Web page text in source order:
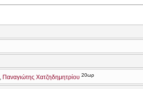
Παναγιώτης Χατζηδημητρίου 20ωρ